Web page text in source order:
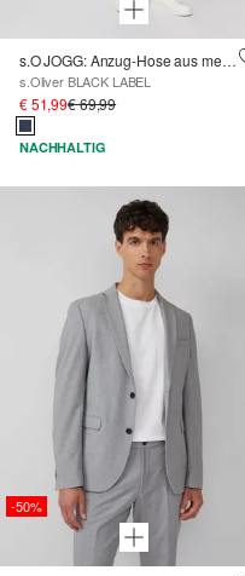
s.O JOGG: Anzug-Hose aus meliertem Piqué-Jersey
s.Oliver BLACK LABEL
€ 51,99€ 69,99
NACHHALTIG
-50%